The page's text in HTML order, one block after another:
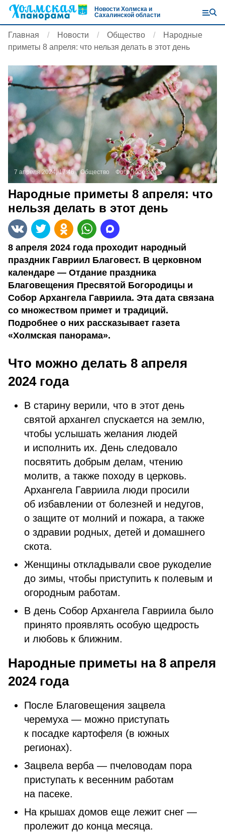
Новости Холмска и
Сахалинской области
Главная Новости Общество
Народные
приметы 8 апреля: что нельзя делать в этот день
7 апреля 2024, 17:46 Общество Фото:loon.site
Народные приметы 8 апреля: что
нельзя делать в этот день
8 апреля 2024 года проходит народный
праздник Гавриил Благовест. В церковном
календаре — Отдание праздника
Благовещения Пресвятой Богородицы и
Собор Архангела Гавриила. Эта дата связана
со множеством примет и традиций.
Подробнее о них рассказывает газета
«Холмская панорама».
Что можно делать 8 апреля
2024 года
В старину верили, что в этот день
святой архангел спускается на землю,
чтобы услышать желания людей
и исполнить их. День следовало
посвятить добрым делам, чтению
молитв, а также походу в церковь.
Архангела Гавриила люди просили
об избавлении от болезней и недугов,
о защите от молний и пожара, а также
о здравии родных, детей и домашнего
скота.
Женщины откладывали свое рукоделие
до зимы, чтобы приступить к полевым и
огородным работам.
В день Собор Архангела Гавриила было
принято проявлять особую щедрость
и любовь к ближним.
Народные приметы на 8 апреля
2024 года
После Благовещения зацвела
черемуха — можно приступать
к посадке картофеля (в южных
регионах).
Зацвела верба — пчеловодам пора
приступать к весенним работам
на пасеке.
На крышах домов еще лежит снег —
пролежит до конца месяца.